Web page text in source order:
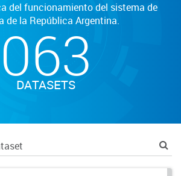
del funcionamiento del sistema de
de la República Argentina.
063
DATASETS